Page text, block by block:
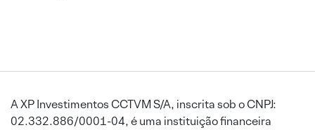
A XP Investimentos CCTVM S/A, inscrita sob o CNPJ:
02.332.886/0001-04, é uma instituição financeira